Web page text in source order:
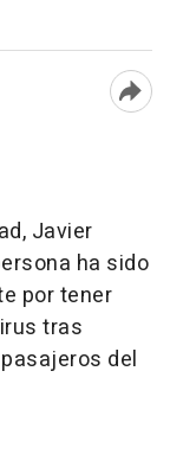
Javier
ha sido
por tener
tras
del